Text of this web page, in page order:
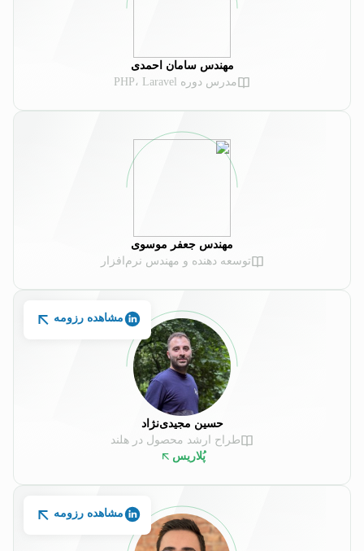
مهندس سامان احمدی
مدرس دوره PHP، Laravel
مهندس جعفر موسوی
توسعه دهنده و مهندس نرم‌افزار
مشاهده رزومه
حسین مجیدی‌نژاد
طراح ارشد محصول در هلند
پُلاریس
مشاهده رزومه